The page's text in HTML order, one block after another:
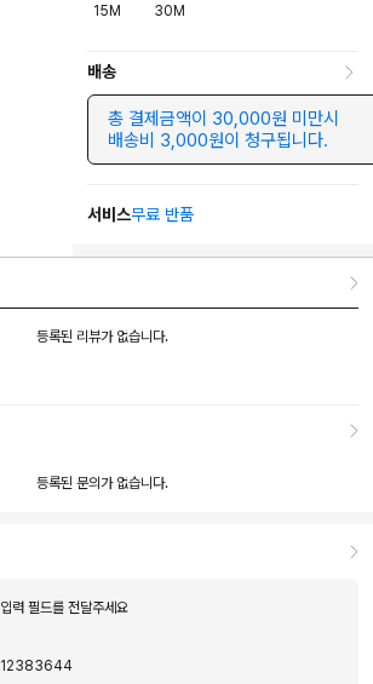
15M
30M
배송
총 결제금액이 30,000원 미만시
배송비 3,000원이 청구됩니다.
서비스무료 반품
등록된 리뷰가 없습니다.
등록된 문의가 없습니다.
입력 필드를 전달주세요
12383644